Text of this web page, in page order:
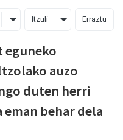
Itzuli Erraztu
eguneko
auzo
duten herri
eman behar dela